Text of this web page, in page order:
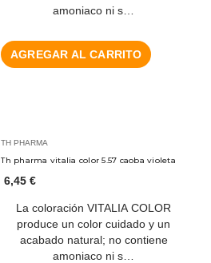
amoniaco ni s…
AGREGAR AL CARRITO
TH PHARMA
Th pharma vitalia color 5.57 caoba violeta
6,45 €
La coloración VITALIA COLOR
produce un color cuidado y un
acabado natural; no contiene
amoniaco ni s…